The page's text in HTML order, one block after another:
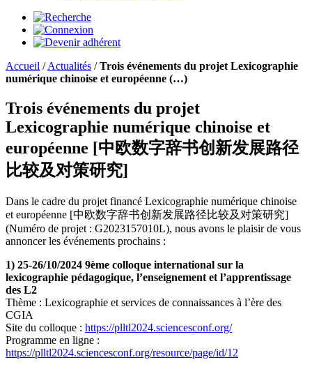
Accueil /Actualités /Trois événements du projet Lexicographie
numérique chinoise et européenne (…)
Trois événements du projet
Lexicographie numérique chinoise et
européenne [中欧数字辞书创新发展路径
比较及对策研究]
Dans le cadre du projet financé Lexicographie numérique chinoise
et européenne [中欧数字辞书创新发展路径比较及对策研究]
(Numéro de projet : G2023157010L), nous avons le plaisir de vous
annoncer les événements prochains :
1) 25-26/10/2024 9ème colloque international sur la
lexicographie pédagogique, l’enseignement et l’apprentissage
des L2
Thème : Lexicographie et services de connaissances à l’ère des
CGIA
Site du colloque : https://plltl2024.sciencesconf.org/
Programme en ligne :
https://plltl2024.sciencesconf.org/resource/page/id/12